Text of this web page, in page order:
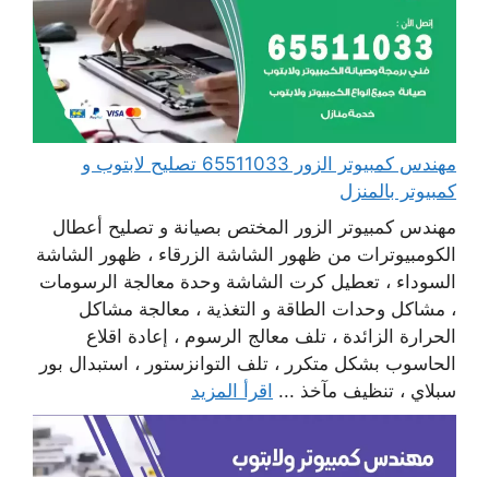
مهندس كمبيوتر الزور 65511033 تصليح لابتوب و
كمبيوتر بالمنزل
مهندس كمبيوتر الزور المختص بصيانة و تصليح أعطال
الكومبيوترات من ظهور الشاشة الزرقاء ، ظهور الشاشة
السوداء ، تعطيل كرت الشاشة وحدة معالجة الرسومات
، مشاكل وحدات الطاقة و التغذية ، معالجة مشاكل
الحرارة الزائدة ، تلف معالج الرسوم ، إعادة اقلاع
الحاسوب بشكل متكرر ، تلف التوانزستور ، استبدال بور
سبلاي ، تنظيف مآخذ ... اقرأ المزيد